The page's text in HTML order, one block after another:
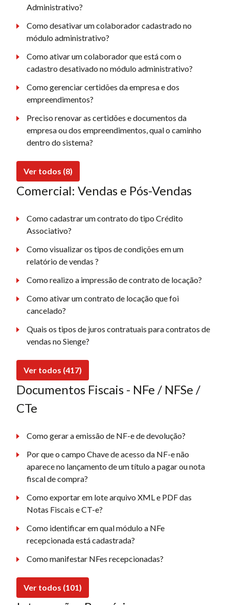
Administrativo?
Como desativar um colaborador cadastrado no
módulo administrativo?
Como ativar um colaborador que está com o
cadastro desativado no módulo administrativo?
Como gerenciar certidões da empresa e dos
empreendimentos?
Preciso renovar as certidões e documentos da
empresa ou dos empreendimentos, qual o caminho
dentro do sistema?
Ver todos (8)
Comercial: Vendas e Pós-Vendas
Como cadastrar um contrato do tipo Crédito
Associativo?
Como visualizar os tipos de condições em um
relatório de vendas ?
Como realizo a impressão de contrato de locação?
Como ativar um contrato de locação que foi
cancelado?
Quais os tipos de juros contratuais para contratos de
vendas no Sienge?
Ver todos (417)
Documentos Fiscais - NFe / NFSe /
CTe
Como gerar a emissão de NF-e de devolução?
Por que o campo Chave de acesso da NF-e não
aparece no lançamento de um título a pagar ou nota
fiscal de compra?
Como exportar em lote arquivo XML e PDF das
Notas Fiscais e CT-e?
Como identificar em qual módulo a NFe
recepcionada está cadastrada?
Como manifestar NFes recepcionadas?
Ver todos (101)